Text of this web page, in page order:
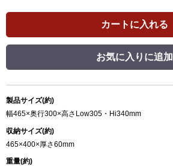
カートに入れる
お気に入りに追加
製品サイズ(約)
幅465×奥行300×高さLow305・Hi340mm
収納サイズ(約)
465×400×厚さ60mm
重量(約)